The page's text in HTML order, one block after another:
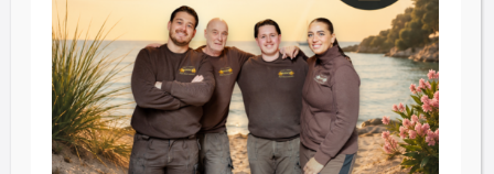
Blog
Reviews
Contact
Inkoop